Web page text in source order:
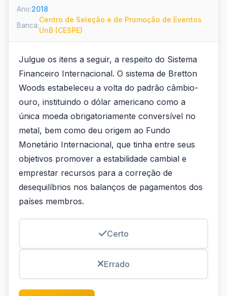
Ano:2018
Banca:
Centro de Seleção e de Promoção de Eventos
UnB (CESPE)
Julgue os itens a seguir, a respeito do Sistema
Financeiro Internacional. O sistema de Bretton
Woods estabeleceu a volta do padrão câmbio-
ouro, instituindo o dólar americano como a
única moeda obrigatoriamente conversível no
metal, bem como deu origem ao Fundo
Monetário Internacional, que tinha entre seus
objetivos promover a estabilidade cambial e
emprestar recursos para a correção de
desequilíbrios nos balanços de pagamentos dos
países membros.
Certo
Errado